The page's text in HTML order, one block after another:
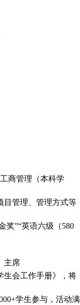
商管理（本科学
目管理、管理方式等
奖”“英语六级（580
席
生会工作手册》，将
学生参与，活动满